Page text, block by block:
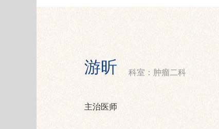
游昕 科室：肿瘤二科
主治医师